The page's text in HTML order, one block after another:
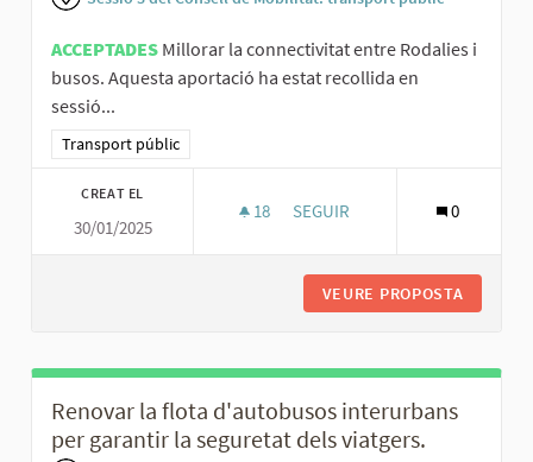
ACCEPTADES Millorar la connectivitat entre Rodalies i
busos. Aquesta aportació ha estat recollida en
sessió...
Resultats al filtrar per la categoria: Transport públic
Transport públic
CREAT EL
30/01/2025
18 18 SEGUIDORES
SEGUIR 0
VEURE PROPOSTA
Renovar la flota d'autobusos interurbans
per garantir la seguretat dels viatgers.